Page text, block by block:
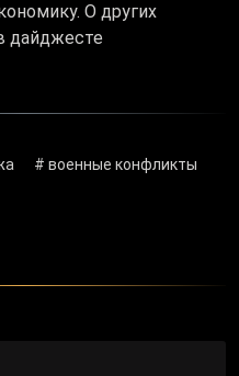
О других
дайджесте
# военные конфликты